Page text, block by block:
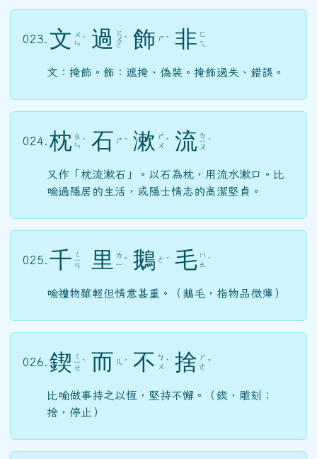
023. 文 ㄨ
ㄣ ˋ 過 ㄍ
ㄨ
ㄛ
ˋ 飾 ㄕ ˋ 非 ㄈ
ㄟ
文：掩飾。飾：遮掩、偽裝。掩飾過失、錯誤。
024. 枕 ㄓ
ㄣ ˋ 石 ㄕ ˊ 漱 ㄕ
ㄨ ˋ 流 ㄌ
ㄧ
ㄡ
ˊ
又作「枕流漱石」。以石為枕，用流水漱口。比
喻過隱居的生活，或隱士情志的高潔堅貞。
025. 千 ㄑ
ㄧ
ㄢ 里
ㄌ
ㄧ ˇ 鵝 ㄜ ˊ 毛 ㄇ
ㄠ ˊ
喻禮物雖輕但情意甚重。（鵝毛，指物品微薄）
026. 鍥 ㄑ
ㄧ
ㄝ
ˋ 而 ㄦ ˊ 不 ㄅ
ㄨ ˋ 捨 ㄕ
ㄜ ˇ
比喻做事持之以恆，堅持不懈。（鍥，雕刻；
捨，停止）